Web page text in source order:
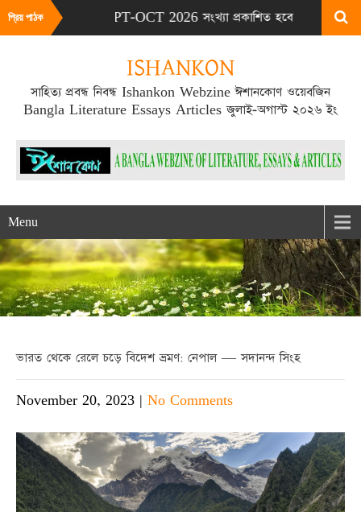
প্রিয় পাঠকSEPT-OCT 2026 সংখ্যা প্রকাশিত হবে SEPT মাসের ২০
ISHANKON
সাহিত্য প্রবন্ধ নিবন্ধ Ishankon Webzine ঈশানকোণ ওয়েবজিন
Bangla Literature Essays Articles জুলাই-অগাস্ট ২০২৬ ইং
Menu
ভারত থেকে রেলে চড়ে বিদেশ ভ্রমণ: নেপাল — সদানন্দ সিংহ
November 20, 2023 | No Comments